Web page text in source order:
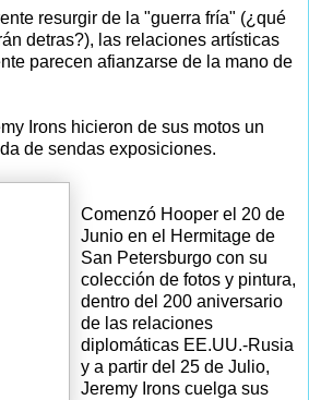
resurgir de la "guerra fría" (¿qué
detras?), las relaciones artísticas
parecen afianzarse de la mano de
Irons hicieron de sus motos un
de sendas exposiciones.
Comenzó Hooper el 20 de
Junio en el Hermitage de
San Petersburgo con su
colección de fotos y pintura,
dentro del 200 aniversario
de las relaciones
diplomáticas EE.UU.-Rusia
y a partir del 25 de Julio,
Jeremy Irons cuelga sus